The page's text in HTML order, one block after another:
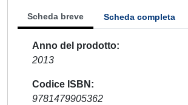
Scheda breve Scheda completa
Anno del prodotto
2013
Codice ISBN
9781479905362